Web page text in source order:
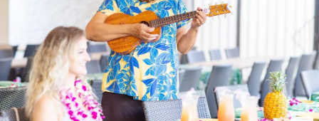
【オリジナルパッケージ】ワイキキルアウ＆ロックアフラショー
【VIPパッケージ】ワイキキルアウ＆ロックアフラショー
【グリーンルーム】ワイキキルアウ＆ロックアフラショー